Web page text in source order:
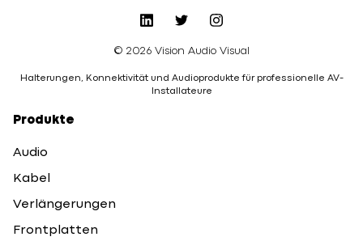
© 2026 Vision Audio Visual
Halterungen, Konnektivität und Audioprodukte für professionelle AV-
Installateure
Produkte
Audio
Kabel
Verlängerungen
Frontplatten